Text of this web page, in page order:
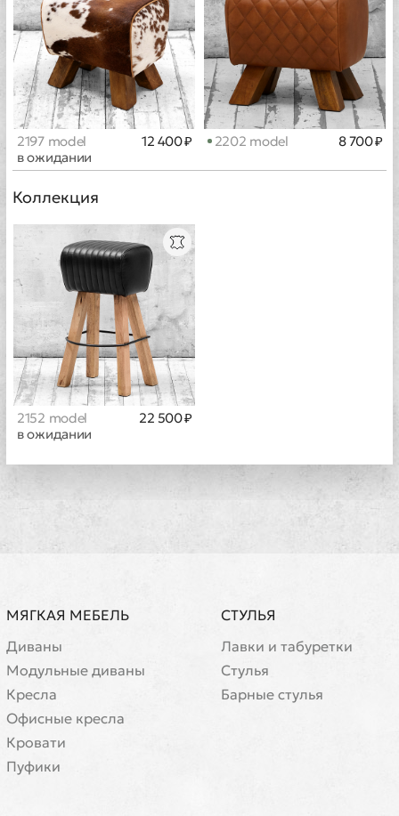
2197 model
в ожидании
12 400 ₽ 2202 model 8 700 ₽
Коллекция
2152 model
в ожидании
22 500 ₽
МЯГКАЯ МЕБЕЛЬ
Диваны
Модульные диваны
Кресла
Офисные кресла
Кровати
Пуфики
СТУЛЬЯ
Лавки и табуретки
Стулья
Барные стулья